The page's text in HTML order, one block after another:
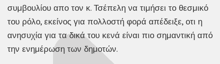
συμβουλίου απο τον κ. Τσέπελη να τιμήσει το θεσμικό
του ρόλο, εκείνος για πολλοστή φορά απέδειξε, οτι η
ανησυχία για τα δικά του κενά είναι πιο σημαντική από
την ενημέρωση των δημοτών.